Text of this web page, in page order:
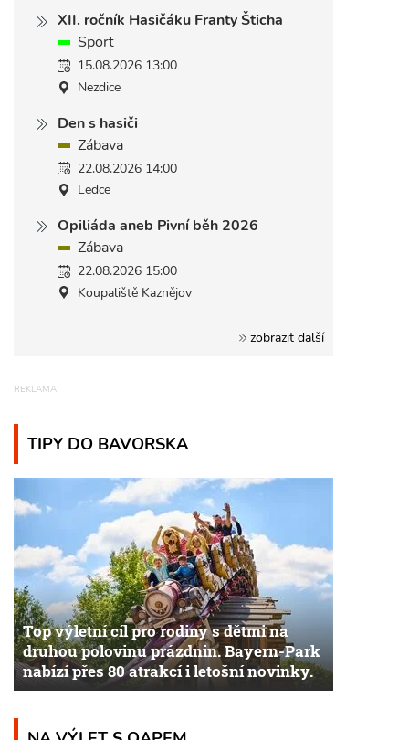
XII. ročník Hasičáku Franty Šticha
Sport
15.08.2026 13:00
Nezdice
Den s hasiči
Zábava
22.08.2026 14:00
Ledce
Opiliáda aneb Pivní běh 2026
Zábava
22.08.2026 15:00
Koupaliště Kaznějov
zobrazit další
TIPY DO BAVORSKA
Top výletní cíl pro rodiny s dětmi na
druhou polovinu prázdnin. Bayern-Park
nabízí přes 80 atrakcí i letošní novinky.